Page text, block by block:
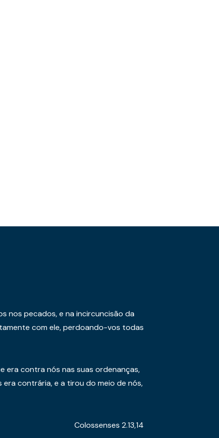
nos pecados, e na incircuncisão da
com ele, perdoando-vos todas
era contra nós nas suas ordenanças,
era contrária, e a tirou do meio de nós,
Colossenses 2.13,14